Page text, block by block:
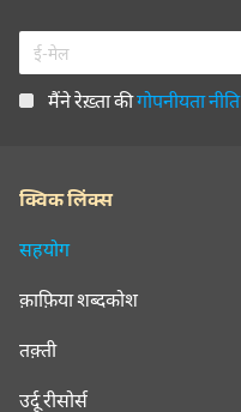
मैंने रेख़्ता कीगोपनीयता नीति
क्विक लिंक्स
सहयोग
क़ाफ़िया शब्दकोश
तक़्ती
उर्दू रीसोर्स